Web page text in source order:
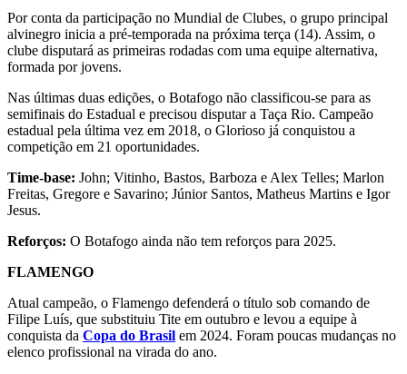
Por conta da participação no Mundial de Clubes, o grupo principal
alvinegro inicia a pré-temporada na próxima terça (14). Assim, o
clube disputará as primeiras rodadas com uma equipe alternativa,
formada por jovens.
Nas últimas duas edições, o Botafogo não classificou-se para as
semifinais do Estadual e precisou disputar a Taça Rio. Campeão
estadual pela última vez em 2018, o Glorioso já conquistou a
competição em 21 oportunidades.
Time-base: John; Vitinho, Bastos, Barboza e Alex Telles; Marlon
Freitas, Gregore e Savarino; Júnior Santos, Matheus Martins e Igor
Jesus.
Reforços: O Botafogo ainda não tem reforços para 2025.
FLAMENGO
Atual campeão, o Flamengo defenderá o título sob comando de
Filipe Luís, que substituiu Tite em outubro e levou a equipe à
conquista da Copa do Brasil em 2024. Foram poucas mudanças no
elenco profissional na virada do ano.